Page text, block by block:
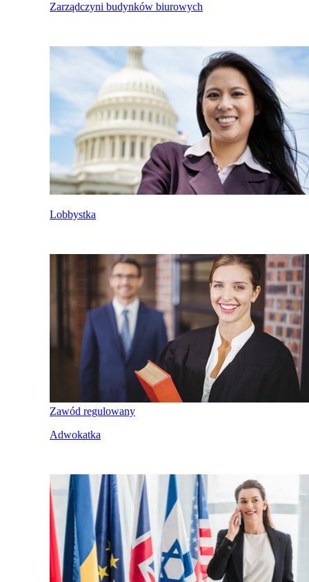
Zarządczyni budynków biurowych
Lobbystka
Zawód regulowany
Adwokatka